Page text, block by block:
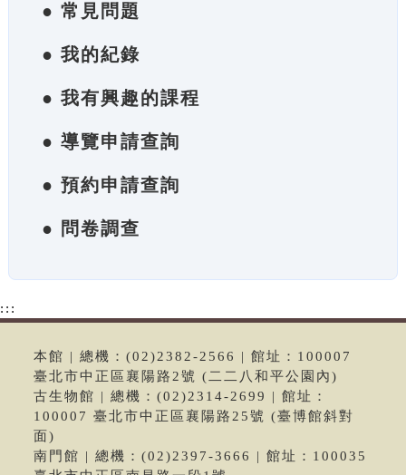
● 常見問題
● 我的紀錄
● 我有興趣的課程
● 導覽申請查詢
● 預約申請查詢
● 問卷調查
:::
本館 | 總機：(02)2382-2566 | 館址：100007
臺北市中正區襄陽路2號 (二二八和平公園內)
古生物館 | 總機：(02)2314-2699 | 館址：
100007 臺北市中正區襄陽路25號 (臺博館斜對
面)
南門館 | 總機：(02)2397-3666 | 館址：100035